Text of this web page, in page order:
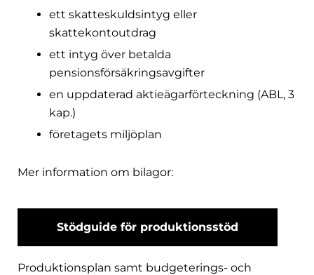
ett skatteskuldsintyg eller
skattekontoutdrag
ett intyg över betalda
pensionsförsäkringsavgifter
en uppdaterad aktieägarförteckning (ABL, 3
kap.)
företagets miljöplan
Mer information om bilagor:
Stödguide för produktionsstöd
Produktionsplan samt budgeterings- och